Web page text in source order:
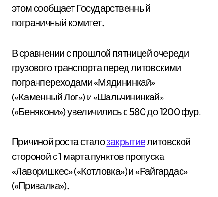
этом сообщает Государственный
пограничный комитет.
В сравнении с прошлой пятницей очереди
грузового транспорта перед литовскими
погранпереходами «Мядининкай»
(«Каменный Лог») и «Шальчининкай»
(«Бенякони») увеличились с 580 до 1200 фур.
Причиной роста сталозакрытиелитовской
стороной с 1 марта пунктов пропуска
«Лаворишкес» («Котловка») и «Райгардас»
(«Привалка»).